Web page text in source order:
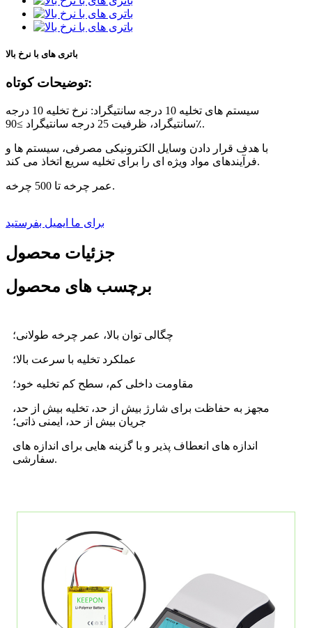
باتری های با نرخ بالا
توضیحات کوتاه:
سیستم های تخلیه 10 درجه سانتیگراد: نرخ تخلیه 10 درجه
سانتیگراد، ظرفیت 25 درجه سانتیگراد ≥90٪.
با هدف قرار دادن وسایل الکترونیکی مصرفی، سیستم ها و
فرآیندهای مواد ویژه ای را برای تخلیه سریع اتخاذ می کند.
عمر چرخه تا 500 چرخه.
برای ما ایمیل بفرستید
جزئیات محصول
برچسب های محصول
چگالی توان بالا، عمر چرخه طولانی؛
عملکرد تخلیه با سرعت بالا؛
مقاومت داخلی کم، سطح کم تخلیه خود؛
مجهز به حفاظت برای شارژ بیش از حد، تخلیه بیش از حد،
جریان بیش از حد، ایمنی ذاتی؛
اندازه های انعطاف پذیر و با گزینه هایی برای اندازه های
سفارشی.